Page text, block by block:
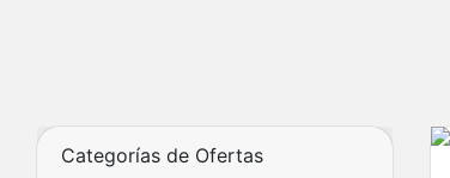
Categorías de Ofertas